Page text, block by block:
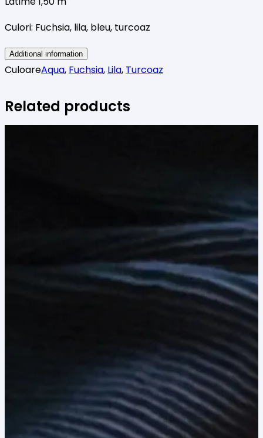
Culori: Fuchsia, lila, bleu, turcoaz
Additional information
CuloareAqua, Fuchsia, Lila, Turcoaz
Related products